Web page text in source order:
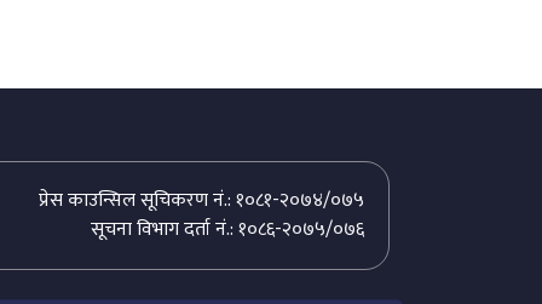
प्रेस काउन्सिल सूचिकरण नं.: १०८१-२०७४/०७५
सूचना विभाग दर्ता नं.: १०८६-२०७५/०७६